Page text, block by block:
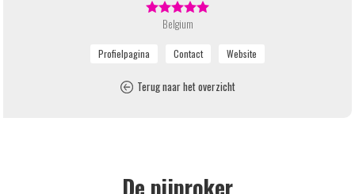
Belgium
Terug naar het overzicht
De pijproker